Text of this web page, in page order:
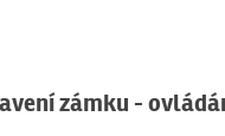
zámku -